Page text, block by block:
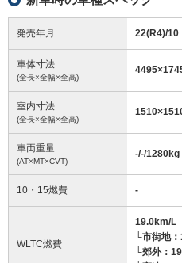
発売年月 22(R4)/10
車体寸法
(全長×全幅×全高)
4495×
室内寸法
(全長×全幅×全高)
1510×
車両重量
(AT×MT×CVT)
-/-/1280kg
10・15燃費 -
WLTC燃費
19.0km/L
└市街地
└郊外：